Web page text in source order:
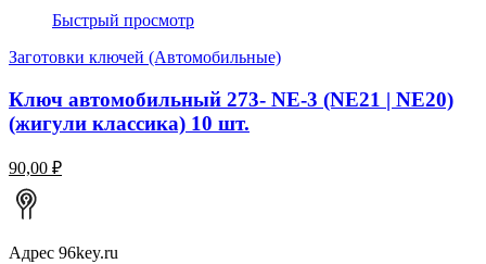
Быстрый просмотр
Заготовки ключей (Автомобильные)
Ключ автомобильный 273- NE-3 (NE21 | NE20)
(жигули классика) 10 шт.
90,00 ₽
Адрес 96key.ru